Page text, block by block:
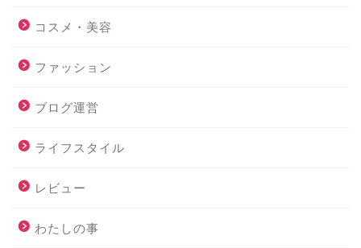
コスメ・美容
ファッション
ブログ運営
ライフスタイル
レビュー
わたしの事